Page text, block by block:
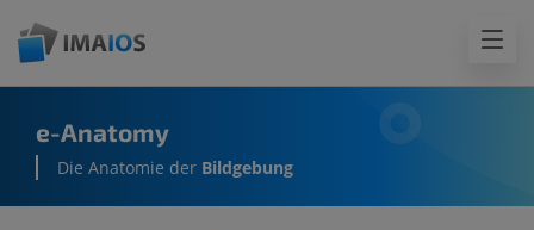
e-Anatomy
Die Anatomie der Bildgebung